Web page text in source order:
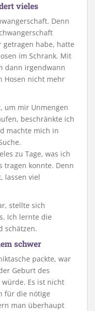
vieles
Denn
getragen habe, hatte
im Schrank. Mit
dann irgendwann
Hosen nicht mehr
um mir Unmengen
beschränkte ich
machte mich in
zu Tage, was ich
tragen konnte. Denn
lassen viel
stellte sich
Ich lernte die
schätzen.
schwer
packte, war
Geburt des
Es ist nicht
für die nötige
man überhaupt